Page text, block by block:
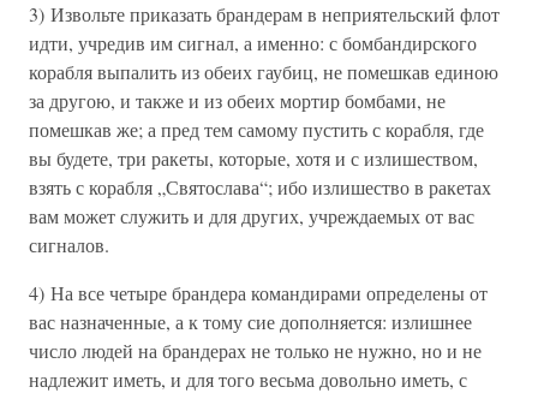
3) Извольте приказать брандерам в неприятельский флот
идти, учредив им сигнал, а именно: с бомбандирского
корабля выпалить из обеих гаубиц, не помешкав единою
за другою, и также и из обеих мортир бомбами, не
помешкав же; а пред тем самому пустить с корабля, где
вы будете, три ракеты, которые, хотя и с излишеством,
взять с корабля „Святослава“; ибо излишество в ракетах
вам может служить и для других, учреждаемых от вас
сигналов.
4) На все четыре брандера командирами определены от
вас назначенные, а к тому сие дополняется: излишнее
число людей на брандерах не только не нужно, но и не
надлежит иметь, и для того весьма довольно иметь, с